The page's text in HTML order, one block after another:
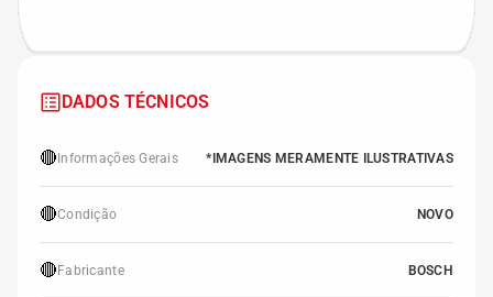
DADOS TÉCNICOS
🔴 Informações Gerais *IMAGENS MERAMENTE ILUSTRATIVAS
🔴Condição NOVO
🔴 Fabricante BOSCH